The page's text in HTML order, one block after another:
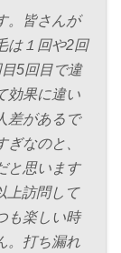
。皆さんが
は１回や2回
5回目で違
効果に違い
差があるで
なのと、
と思います
上訪問して
も楽しい時
。打ち漏れ